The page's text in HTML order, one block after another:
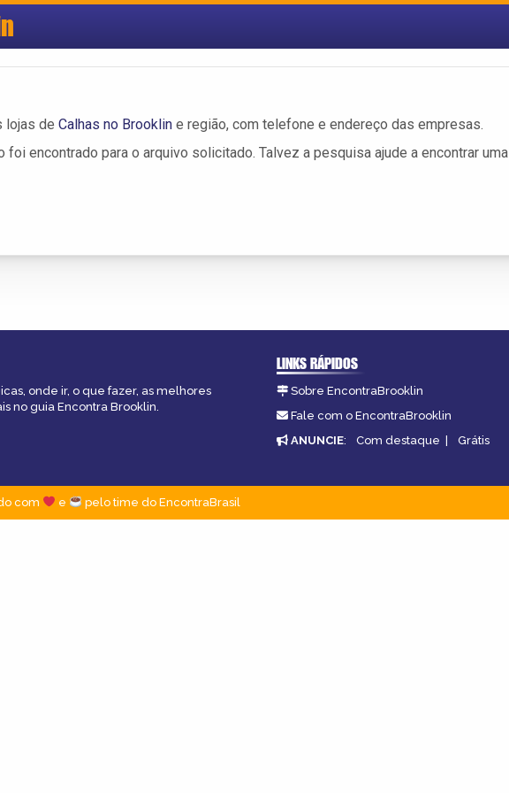
lojas de Calhas no Brooklin e região, com telefone e endereço das empresas.
foi encontrado para o arquivo solicitado. Talvez a pesquisa ajude a encontrar uma
onde ir, o que fazer, as melhores
no guia Encontra Brooklin.
LINKS RÁPIDOS
Sobre EncontraBrooklin
Fale com o EncontraBrooklin
ANUNCIE: Com destaque | Grátis
com e pelo time do EncontraBrasil